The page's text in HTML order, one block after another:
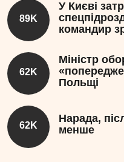
89K
У Києві
командир
62K
Міністр
Польщі
62K
Нарада,
менше